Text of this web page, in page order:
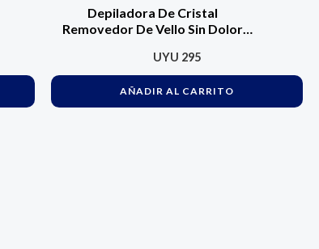
Depiladora De Cristal
Removedor De Vello Sin Dolor
UYU 295
AÑADIR AL CARRITO